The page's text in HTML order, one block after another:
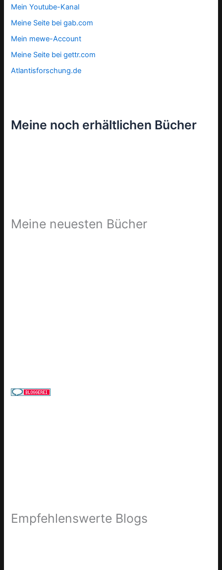
Mein Youtube-Kanal
Meine Seite bei gab.com
Mein mewe-Account
Meine Seite bei gettr.com
Atlantisforschung.de
Meine noch erhältlichen Bücher
Meine neuesten Bücher
Empfehlenswerte Blogs